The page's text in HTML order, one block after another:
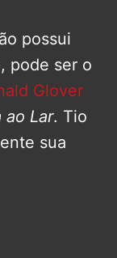
possui
pode ser o
Glover
ao Lar. Tio
sua